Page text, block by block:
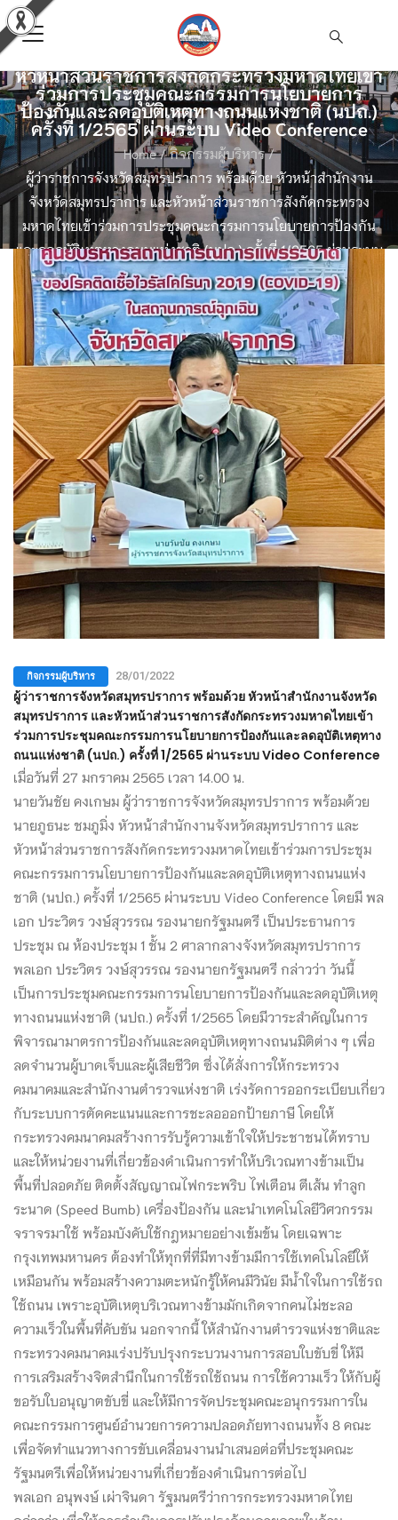
ผู้ว่าราชการจังหวัดสมุทรปราการ พร้อมด้วย
หัวหน้าสำนักงานจังหวัดสมุทรปราการ และ
หัวหน้าส่วนราชการสังกัดกระทรวงมหาดไทยเข้า
ร่วมการประชุมคณะกรรมการนโยบายการ
ป้องกันและลดอุบัติเหตุทางถนนแห่งชาติ (นปถ.)
ครั้งที่ 1/2565 ผ่านระบบ Video Conference
Home/ กิจกรรมผู้บริหาร/
ผู้ว่าราชการจังหวัดสมุทรปราการ พร้อมด้วย หัวหน้าสำนักงาน
จังหวัดสมุทรปราการ และหัวหน้าส่วนราชการสังกัดกระทรวง
มหาดไทยเข้าร่วมการประชุมคณะกรรมการนโยบายการป้องกัน
และลดอุบัติเหตุทางถนนแห่งชาติ (นปถ.) ครั้งที่ 1/2565 ผ่านระบบ
Video Conference
กิจกรรมผู้บริหาร 28/01/2022
ผู้ว่าราชการจังหวัดสมุทรปราการ พร้อมด้วย หัวหน้าสำนักงานจังหวัด
สมุทรปราการ และหัวหน้าส่วนราชการสังกัดกระทรวงมหาดไทยเข้า
ร่วมการประชุมคณะกรรมการนโยบายการป้องกันและลดอุบัติเหตุทาง
ถนนแห่งชาติ (นปถ.) ครั้งที่ 1/2565 ผ่านระบบ Video Conference
เมื่อวันที่ 27 มกราคม 2565 เวลา 14.00 น.
นายวันชัย คงเกษม ผู้ว่าราชการจังหวัดสมุทรปราการ พร้อมด้วย
นายภูธนะ ชมภูมิ่ง หัวหน้าสำนักงานจังหวัดสมุทรปราการ และ
หัวหน้าส่วนราชการสังกัดกระทรวงมหาดไทยเข้าร่วมการประชุม
คณะกรรมการนโยบายการป้องกันและลดอุบัติเหตุทางถนนแห่ง
ชาติ (นปถ.) ครั้งที่ 1/2565 ผ่านระบบ Video Conference โดยมี พล
เอก ประวิตร วงษ์สุวรรณ รองนายกรัฐมนตรี เป็นประธานการ
ประชุม ณ ห้องประชุม 1 ชั้น 2 ศาลากลางจังหวัดสมุทรปราการ
พลเอก ประวิตร วงษ์สุวรรณ รองนายกรัฐมนตรี กล่าวว่า วันนี้
เป็นการประชุมคณะกรรมการนโยบายการป้องกันและลดอุบัติเหตุ
ทางถนนแห่งชาติ (นปถ.) ครั้งที่ 1/2565 โดยมีวาระสำคัญในการ
พิจารณามาตรการป้องกันและลดอุบัติเหตุทางถนนมิติต่าง ๆ เพื่อ
ลดจำนวนผู้บาดเจ็บและผู้เสียชีวิต ซึ่งได้สั่งการให้กระทรวง
คมนาคมและสำนักงานตำรวจแห่งชาติ เร่งรัดการออกระเบียบเกี่ยว
กับระบบการตัดคะแนนและการชะลอออกป้ายภาษี โดยให้
กระทรวงคมนาคมสร้างการรับรู้ความเข้าใจให้ประชาชนได้ทราบ
และให้หน่วยงานที่เกี่ยวข้องดำเนินการทำให้บริเวณทางข้ามเป็น
พื้นที่ปลอดภัย ติดตั้งสัญญาณไฟกระพริบ ไฟเตือน ตีเส้น ทำลูก
ระนาด (Speed Bumb) เครื่องป้องกัน และนำเทคโนโลยีวิศวกรรม
จราจรมาใช้ พร้อมบังคับใช้กฎหมายอย่างเข้มข้น โดยเฉพาะ
กรุงเทพมหานคร ต้องทำให้ทุกที่ที่มีทางข้ามมีการใช้เทคโนโลยีให้
เหมือนกัน พร้อมสร้างความตะหนักรู้ให้คนมีวินัย มีน้ำใจในการใช้รถ
ใช้ถนน เพราะอุบัติเหตุบริเวณทางข้ามมักเกิดจากคนไม่ชะลอ
ความเร็วในพื้นที่คับขัน นอกจากนี้ ให้สำนักงานตำรวจแห่งชาติและ
กระทรวงคมนาคมเร่งปรับปรุงกระบวนงานการสอบใบขับขี่ ให้มี
การเสริมสร้างจิตสำนึกในการใช้รถใช้ถนน การใช้ความเร็ว ให้กับผู้
ขอรับใบอนุญาตขับขี่ และให้มีการจัดประชุมคณะอนุกรรมการใน
คณะกรรมการศูนย์อำนวยการความปลอดภัยทางถนนทั้ง 8 คณะ
เพื่อจัดทำแนวทางการขับเคลื่อนงานนำเสนอต่อที่ประชุมคณะ
รัฐมนตรีเพื่อให้หน่วยงานที่เกี่ยวข้องดำเนินการต่อไป
พลเอก อนุพงษ์ เผ่าจินดา รัฐมนตรีว่าการกระทรวงมหาดไทย